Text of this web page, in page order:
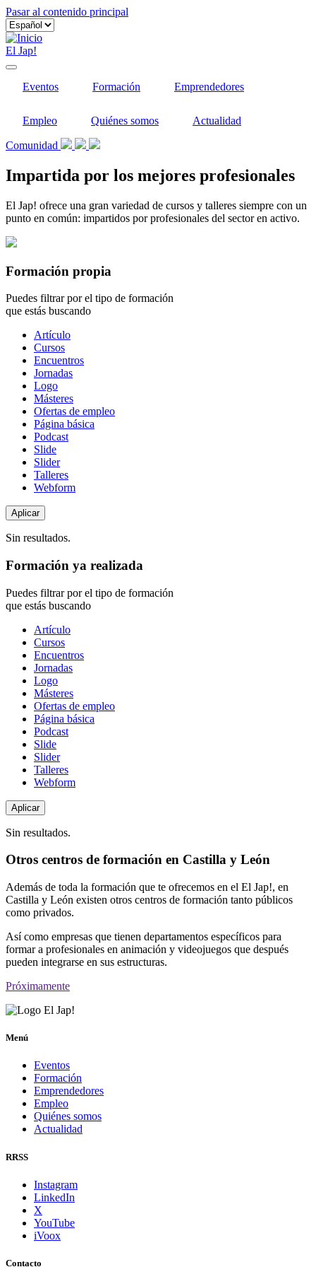
Pasar al contenido principal
El Jap!
Eventos Formación Emprendedores
Empleo Quiénes somos Actualidad
Comunidad
Impartida por los mejores profesionales
El Jap! ofrece una gran variedad de cursos y talleres siempre con un
punto en común: impartidos por profesionales del sector en activo.
Formación propia
Puedes filtrar por el tipo de formación
que estás buscando
Tipo
contenido
Artículo
Cursos
Encuentros
Jornadas
Logo
Másteres
Ofertas de empleo
Página básica
Podcast
Slide
Slider
Talleres
Webform
Sin resultados.
Formación ya realizada
Puedes filtrar por el tipo de formación
que estás buscando
Tipo
contenido
Artículo
Cursos
Encuentros
Jornadas
Logo
Másteres
Ofertas de empleo
Página básica
Podcast
Slide
Slider
Talleres
Webform
Sin resultados.
Otros centros de formación en Castilla y León
Además de toda la formación que te ofrecemos en el El Jap!, en
Castilla y León existen otros centros de formación tanto públicos
como privados.
Así como empresas que tienen departamentos específicos para
formar a profesionales en animación y videojuegos que después
pueden integrarse en sus estructuras.
Próximamente
Menú
Eventos
Formación
Emprendedores
Empleo
Quiénes somos
Actualidad
RRSS
Instagram
LinkedIn
X
YouTube
iVoox
Contacto